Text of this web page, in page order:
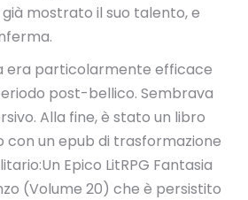
mostrato il suo talento, e
era particolarmente efficace
post-bellico. Sembrava
Alla fine, è stato un libro
con un epub di trasformazione
Epico LitRPG Fantasia
(Volume 20) che è persistito